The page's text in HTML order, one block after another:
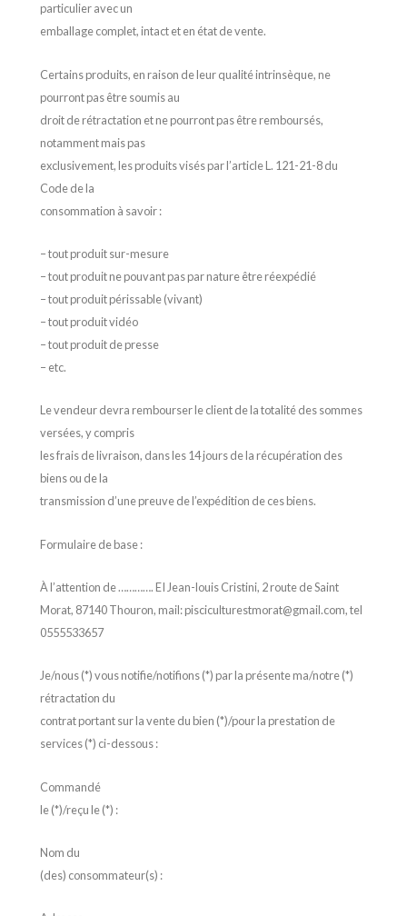
particulier avec un
emballage complet, intact et en état de vente.
Certains produits, en raison de leur qualité intrinsèque, ne
pourront pas être soumis au
droit de rétractation et ne pourront pas être remboursés,
notamment mais pas
exclusivement, les produits visés par l’article L. 121-21-8 du
Code de la
consommation à savoir :
– tout produit sur-mesure
– tout produit ne pouvant pas par nature être réexpédié
– tout produit périssable (vivant)
– tout produit vidéo
– tout produit de presse
– etc.
Le vendeur devra rembourser le client de la totalité des sommes
versées, y compris
les frais de livraison, dans les 14 jours de la récupération des
biens ou de la
transmission d’une preuve de l’expédition de ces biens.
Formulaire de base :
À l’attention de …………. EI Jean-louis Cristini, 2 route de Saint
Morat, 87140 Thouron, mail: pisciculturestmorat@gmail.com, tel
0555533657
Je/nous (*) vous notifie/notifions (*) par la présente ma/notre (*)
rétractation du
contrat portant sur la vente du bien (*)/pour la prestation de
services (*) ci-dessous :
Commandé
le (*)/reçu le (*) :
Nom du
(des) consommateur(s) :